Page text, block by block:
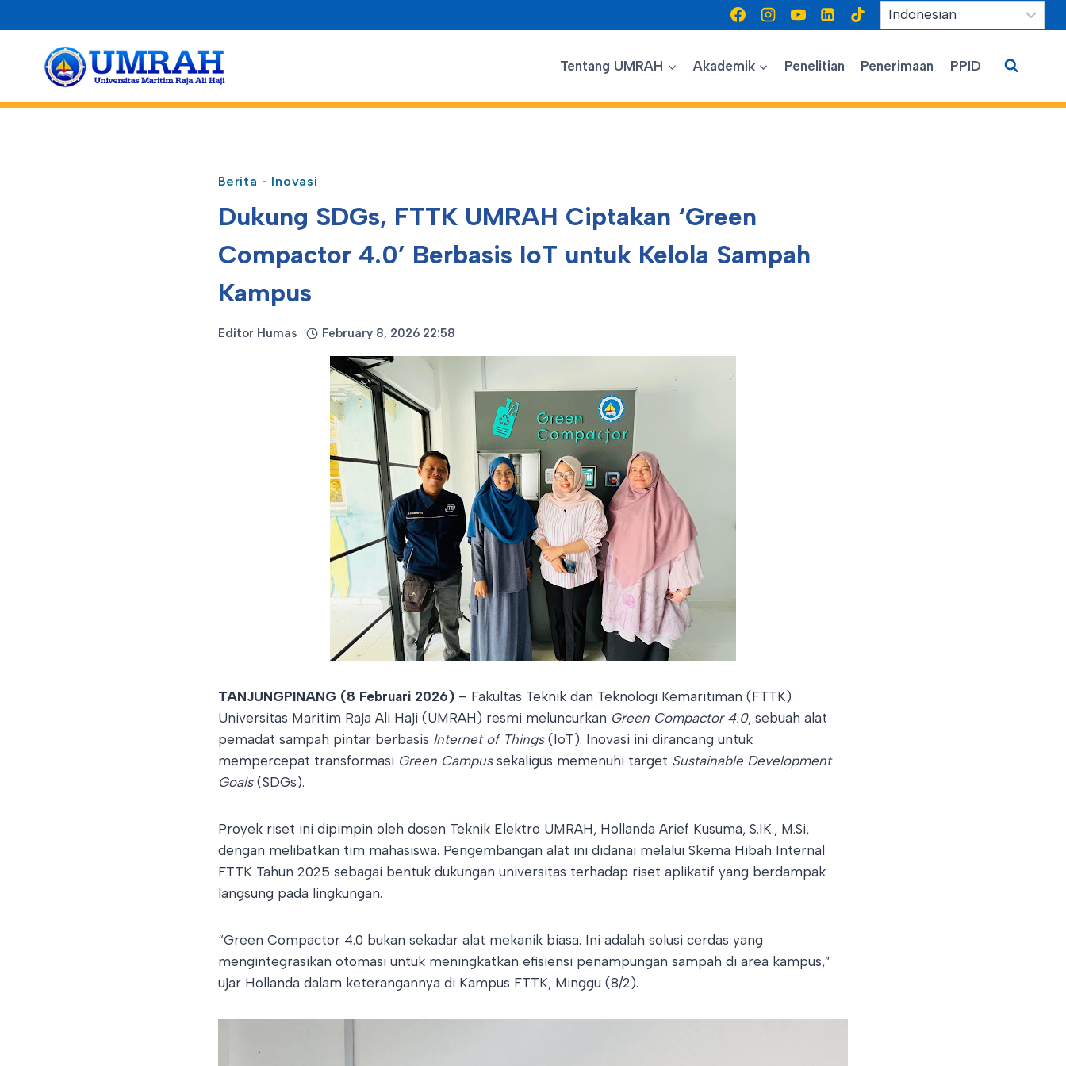
to
content
Tentang UMRAH
Akademik Penelitian Penerimaan PPID
Berita - Inovasi
Dukung SDGs, FTTK UMRAH Ciptakan ‘Green
Compactor 4.0’ Berbasis IoT untuk Kelola Sampah
Kampus
Editor Humas February 8, 2026 22:58
TANJUNGPINANG (8 Februari 2026) – Fakultas Teknik dan Teknologi Kemaritiman (FTTK)
Universitas Maritim Raja Ali Haji (UMRAH) resmi meluncurkan Green Compactor 4.0, sebuah alat
pemadat sampah pintar berbasis Internet of Things(IoT). Inovasi ini dirancang untuk
mempercepat transformasi Green Campussekaligus memenuhi target Sustainable Development
Goals(SDGs).
Proyek riset ini dipimpin oleh dosen Teknik Elektro UMRAH, Hollanda Arief Kusuma, S.IK., M.Si,
dengan melibatkan tim mahasiswa. Pengembangan alat ini didanai melalui Skema Hibah Internal
FTTK Tahun 2025 sebagai bentuk dukungan universitas terhadap riset aplikatif yang berdampak
langsung pada lingkungan.
“Green Compactor 4.0 bukan sekadar alat mekanik biasa. Ini adalah solusi cerdas yang
mengintegrasikan otomasi untuk meningkatkan efisiensi penampungan sampah di area kampus,”
ujar Hollanda dalam keterangannya di Kampus FTTK, Minggu (8/2).